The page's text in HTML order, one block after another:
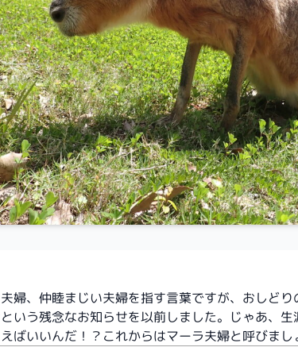
婦、仲睦まじい夫婦を指す言葉ですが、おしど
いう残念なお知らせを以前しました。じゃあ、
ばいいんだ！？これからはマーラ夫婦と呼びまし